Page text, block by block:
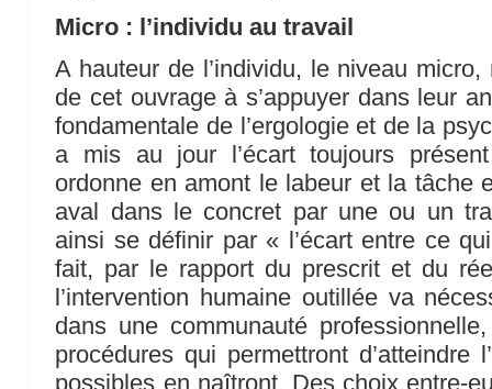
Micro : l’individu au travail
A hauteur de l’individu, le niveau
de cet ouvrage à s’appuyer dans leur
fondamentale de l’ergologie et de la
a mis au jour l’écart toujours
ordonne en amont le labeur et la tâche
aval dans le concret par une ou un
ainsi se définir par « l’écart entre ce
fait, par le rapport du prescrit et du
l’intervention humaine outillée va
dans une communauté
procédures qui permettront d’atteindre
possibles en naîtront. Des choix entre-